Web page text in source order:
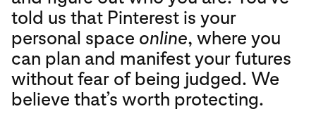
told us that Pinterest is your
personal space online, where you
can plan and manifest your futures
without fear of being judged. We
believe that’s worth protecting.